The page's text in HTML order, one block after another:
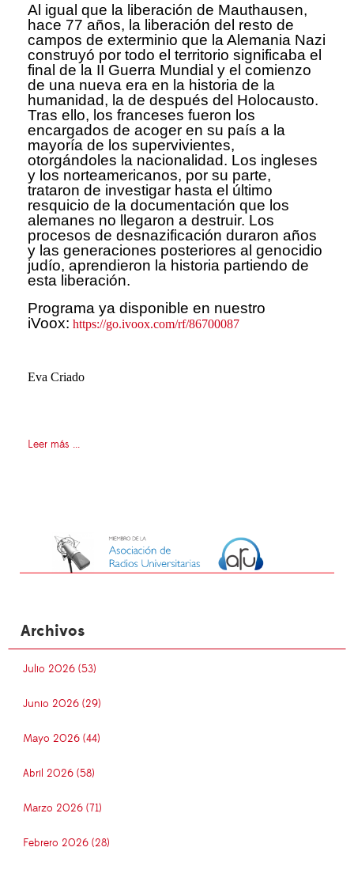
Al igual que la liberación de Mauthausen,
hace 77 años, la liberación del resto de
campos de exterminio que la Alemania Nazi
construyó por todo el territorio significaba el
final de la II Guerra Mundial y el comienzo
de una nueva era en la historia de la
humanidad, la de después del Holocausto.
Tras ello, los franceses fueron los
encargados de acoger en su país a la
mayoría de los supervivientes,
otorgándoles la nacionalidad. Los ingleses
y los norteamericanos, por su parte,
trataron de investigar hasta el último
resquicio de la documentación que los
alemanes no llegaron a destruir. Los
procesos de desnazificación duraron años
y las generaciones posteriores al genocidio
judío, aprendieron la historia partiendo de
esta liberación.
Programa ya disponible en nuestro
iVoox: https://go.ivoox.com/rf/86700087
Eva Criado
Leer más ...
Archivos
Julio 2026 (53)
Junio 2026 (29)
Mayo 2026 (44)
Abril 2026 (58)
Marzo 2026 (71)
Febrero 2026 (28)